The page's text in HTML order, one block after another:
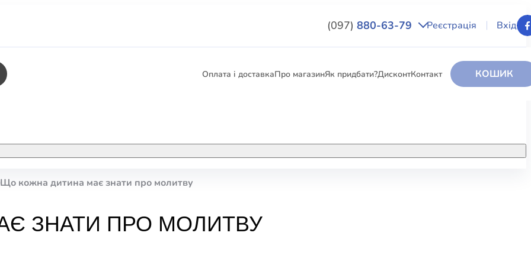
(097) 880-63-79 Реєстрація Вхід
Оплата і доставкаПро магазинЯк придбати?ДисконтКонтакт КОШИК
ЕЛЕКТРОННІ КНИГИ
СУПУТНІ ТОВАРИ
Що кожна дитина має знати про молитву
ЗНАТИ ПРО МОЛИТВУ